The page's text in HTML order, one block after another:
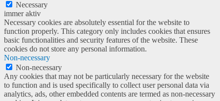
Necessary
immer aktiv
Necessary cookies are absolutely essential for the website to
function properly. This category only includes cookies that ensures
basic functionalities and security features of the website. These
cookies do not store any personal information.
Non-necessary
Non-necessary
Any cookies that may not be particularly necessary for the website
to function and is used specifically to collect user personal data via
analytics, ads, other embedded contents are termed as non-necessary